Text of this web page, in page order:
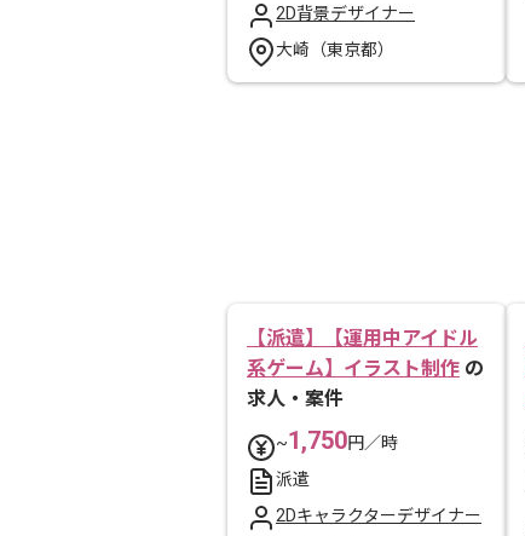
2D背景デザイナー
大崎（東京都）
【派遣】【運用中アイドル
系ゲーム】イラスト制作 の
求人・案件
~1,750円／時
派遣
2Dキャラクターデザイナー